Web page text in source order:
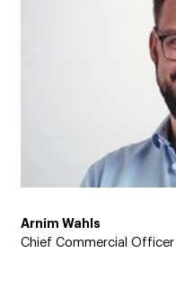
Arnim Wahls
Chief Commercial Officer